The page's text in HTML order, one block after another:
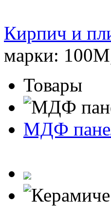
Кирпич и
марки:
Товары
МДФ